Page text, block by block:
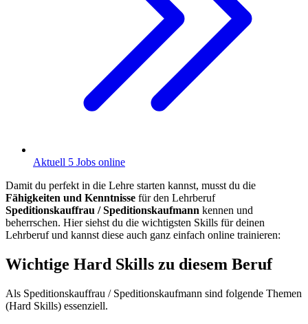
Aktuell 5 Jobs online
Damit du perfekt in die Lehre starten kannst, musst du die
Fähigkeiten und Kenntnisse für den Lehrberuf
Speditionskauffrau / Speditionskaufmann kennen und
beherrschen. Hier siehst du die wichtigsten Skills für deinen
Lehrberuf und kannst diese auch ganz einfach online trainieren:
Wichtige Hard Skills zu diesem Beruf
Als Speditionskauffrau / Speditionskaufmann sind folgende Themen
(Hard Skills) essenziell.